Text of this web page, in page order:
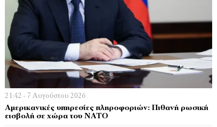
21:42 - 7 Αυγούστου 2026
Αμερικανικές υπηρεσίες πληροφοριών: Πιθανή ρωσική
εισβολή σε χώρα του ΝΑΤΟ